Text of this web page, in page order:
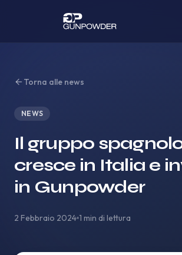
Torna alle news
NEWS
Il gruppo
cresce in Italia e
in Gunpowder
2 Febbraio 2024 1 min di lettura